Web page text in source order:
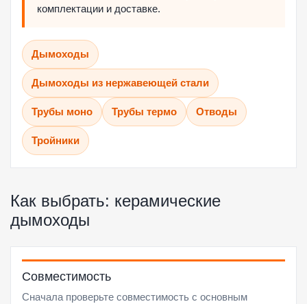
комплектации и доставке.
Дымоходы
Дымоходы из нержавеющей стали
Трубы моно Трубы термо Отводы
Тройники
Как выбрать: керамические
дымоходы
Совместимость
Сначала проверьте совместимость с основным